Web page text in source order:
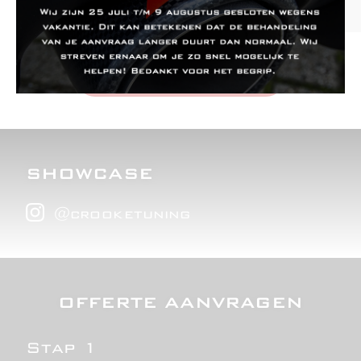
OFFERTE AANVRAGEN
SHOWCASE
@ crooketuning
OFFERTE AANVRAGEN
Stap 1